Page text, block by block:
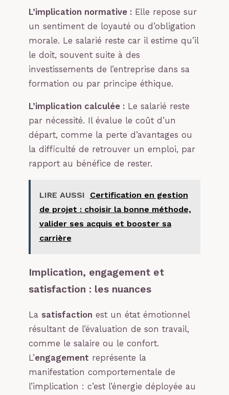
L’implication normative : Elle repose sur
un sentiment de loyauté ou d’obligation
morale. Le salarié reste car il estime qu’il
le doit, souvent suite à des
investissements de l’entreprise dans sa
formation ou par principe éthique.
L’implication calculée : Le salarié reste
par nécessité. Il évalue le coût d’un
départ, comme la perte d’avantages ou
la difficulté de retrouver un emploi, par
rapport au bénéfice de rester.
LIRE AUSSI
Certification en gestion
de projet : choisir la bonne méthode,
valider ses acquis et booster sa
carrière
Implication, engagement et
satisfaction : les nuances
La satisfaction est un état émotionnel
résultant de l’évaluation de son travail,
comme le salaire ou le confort.
L’engagement représente la
manifestation comportementale de
l’implication : c’est l’énergie déployée au